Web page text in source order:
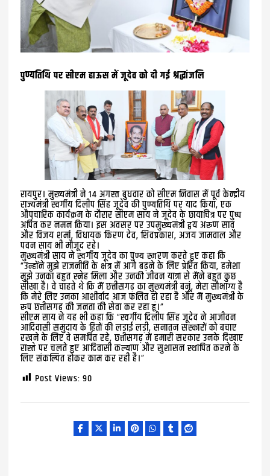
पुण्यतिथि पर सीएम हाऊस में जूदेव को दी गई श्रद्धांजलि
रायपुर। मुख्यमंत्री ने 14 अगस्त बुधवार को सीएम निवास में पूर्व केन्द्रीय
राज्यमंत्री स्वर्गीय दिलीप सिंह जूदेव की पुण्यतिथि पर याद किया, एक
औपचारिक कार्यक्रम के दौरार सीएम साय ने जूदेव के छायाचित्र पर पुष्प
अर्पित कर नमन किया। इस अवसर पर उपमुख्यमंत्री द्वय अरूण साव
और विजय शर्मा, विधायक किरण देव, शिवप्रकाश, अजय जामवाल और
पवन साय भी मौजूद रहे।
मुख्यमंत्री साय ने स्वर्गीय जूदेव का पुण्य स्मरण करते हुए कहा कि
“उन्होंने मुझे राजनीति के क्षेत्र में आगे बढ़ने के लिए प्रेरित किया, हमेशा
मुझे उनका बहुत स्नेह मिला और उनकी जीवन यात्रा से मैंने बहुत कुछ
सीखा है। वे चाहते थे कि मैं छत्तीसगढ़ का मुख्यमंत्री बनूं, मेरा सौभाग्य है
कि मेरे लिए उनका आशीर्वाद आज फलित हो रहा है और मैं मुख्यमंत्री के
रूप छत्तीसगढ़ की जनता की सेवा कर रहा हूं।”
सीएम साय ने यह भी कहा कि “स्वर्गीय दिलीप सिंह जूदेव ने आजीवन
आदिवासी समुदाय के हितों की लड़ाई लड़ी, सनातन संस्कारों को बचाए
रखने के लिए वे समर्पित रहे, छत्तीसगढ़ में हमारी सरकार उनके दिखाए
रास्ते पर चलते हुए आदिवासी कल्याण और सुशासन स्थापित करने के
लिए संकल्पित होकर काम कर रही है।”
Post Views: 90